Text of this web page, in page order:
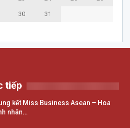
30
31
tiếp
kết Miss Business Asean – Hoa
nhân…